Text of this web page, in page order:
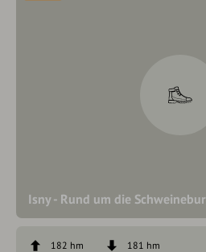
Isny - Rund um die
182 hm
181 hm